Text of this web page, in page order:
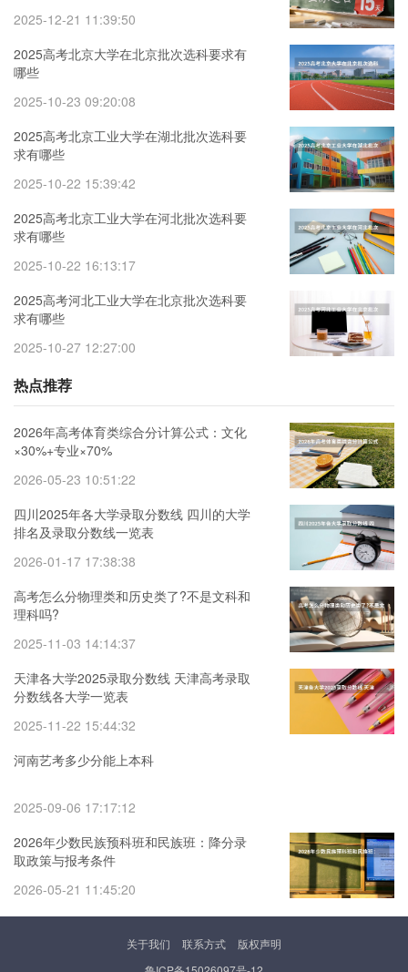
2025-12-21 11:39:50
2025高考北京大学在北京批次选科要求有
哪些
2025-10-23 09:20:08
2025高考北京工业大学在湖北批次选科要
求有哪些
2025-10-22 15:39:42
2025高考北京工业大学在河北批次选科要
求有哪些
2025-10-22 16:13:17
2025高考河北工业大学在北京批次选科要
求有哪些
2025-10-27 12:27:00
热点推荐
2026年高考体育类综合分计算公式：文化
×30%+专业×70%
2026-05-23 10:51:22
四川2025年各大学录取分数线 四川的大学
排名及录取分数线一览表
2026-01-17 17:38:38
高考怎么分物理类和历史类了?不是文科和
理科吗?
2025-11-03 14:14:37
天津各大学2025录取分数线 天津高考录取
分数线各大学一览表
2025-11-22 15:44:32
河南艺考多少分能上本科
2025-09-06 17:17:12
2026年少数民族预科班和民族班：降分录
取政策与报考条件
2026-05-21 11:45:20
关于我们 联系方式
版权声明